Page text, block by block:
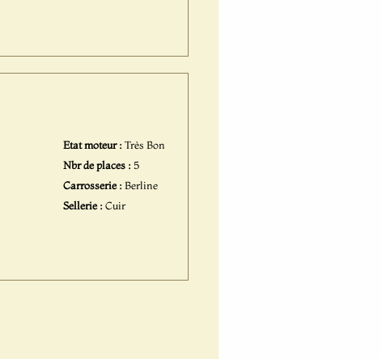
Etat moteur :Très Bon
Nbr de places :5
Carrosserie :Berline
Sellerie :Cuir